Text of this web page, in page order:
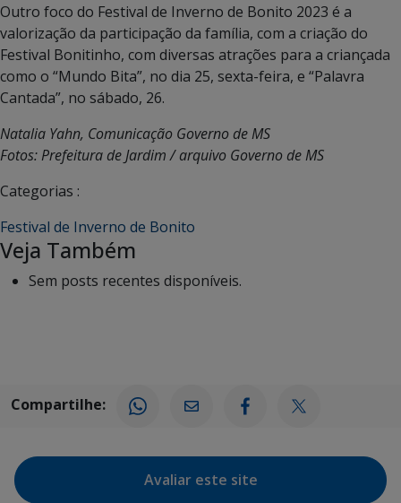
Outro foco do Festival de Inverno de Bonito 2023 é a
valorização da participação da família, com a criação do
Festival Bonitinho, com diversas atrações para a criançada
como o “Mundo Bita”, no dia 25, sexta-feira, e “Palavra
Cantada”, no sábado, 26.
Natalia Yahn, Comunicação Governo de MS
Fotos: Prefeitura de Jardim / arquivo Governo de MS
Categorias :
Festival de Inverno de Bonito
Veja Também
Sem posts recentes disponíveis.
Compartilhe:
Avaliar este site